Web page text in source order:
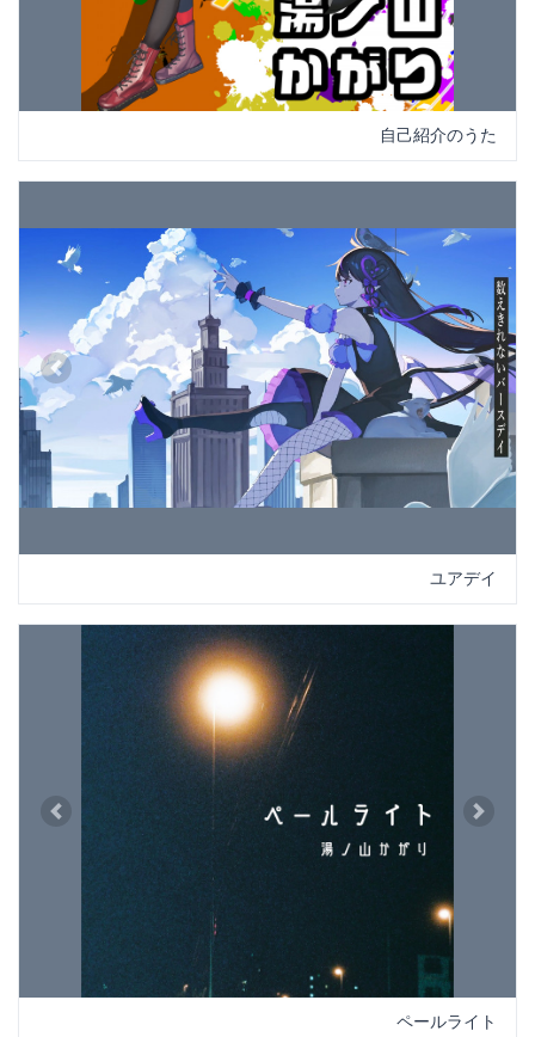
自己紹介のうた
Previous Next
ユアデイ
Previous Next
ペールライト